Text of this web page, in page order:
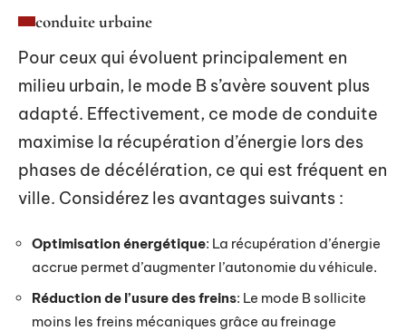
conduite urbaine
Pour ceux qui évoluent principalement en
milieu urbain, le mode B s’avère souvent plus
adapté. Effectivement, ce mode de conduite
maximise la récupération d’énergie lors des
phases de décélération, ce qui est fréquent en
ville. Considérez les avantages suivants :
Optimisation énergétique: La récupération d’énergie
accrue permet d’augmenter l’autonomie du véhicule.
Réduction de l’usure des freins: Le mode B sollicite
moins les freins mécaniques grâce au freinage